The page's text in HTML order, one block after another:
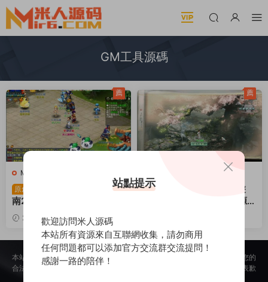
GM工具源碼
M-夢幻西遊
服務端
原創
GXX2互通西遊【夢江
南2】Win一鍵服務端+安卓
蘋果PC三端+全套源碼+GM
工具源碼+視頻架設教程
2025-06-21
4.45k
30
薦
端遊服務端
原創
大話西遊回合制端遊
《GGE河馬大話西遊3ui源
頻架設教程
薦
本站所提供的内容均來自公開網絡收集、轉發、二次開發而來，若侵犯了您的
合法權益，請來信通知我們，我們會及時删除，給您帶來的不便，我們深表歉
站點提示
歡迎訪問米人源碼
本站所有資源來自互聯網收集，請勿商用
任何問題都可以添加官方交流群交流提問！
感謝一路的陪伴！